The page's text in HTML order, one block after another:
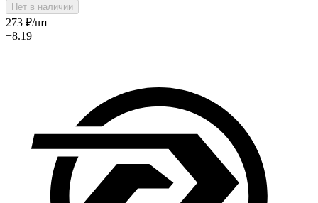
Нет в наличии
273 ₽/шт
+8.19